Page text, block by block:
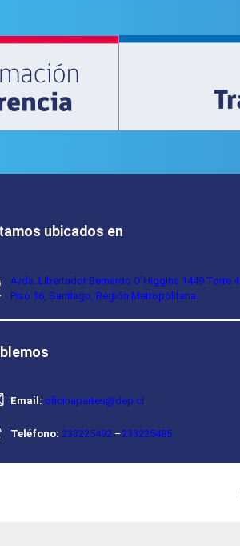
ubicados en
Avda. Libertador Bernardo O’Higgins 1449 Torre 4
Piso 16, Santiago, Región Metropolitana.
Email: oficinapartes@dep.cl
Teléfono: 233225492 –233225485